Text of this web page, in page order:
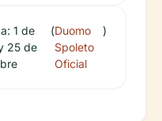
1 de
25 de
(Duomo
Spoleto
Oficial
)